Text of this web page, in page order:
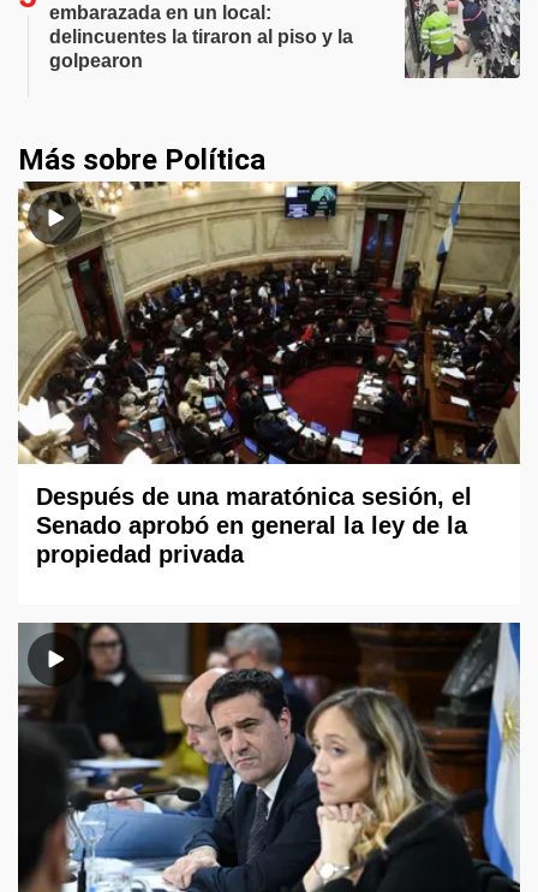
embarazada en un local:
delincuentes la tiraron al piso y la
golpearon
Más sobre Política
Después de una maratónica sesión, el
Senado aprobó en general la ley de la
propiedad privada